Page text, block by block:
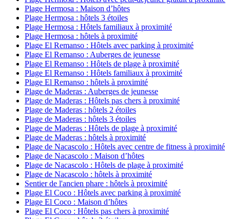
Plage Hermosa : Maison d’hôtes
Plage Hermosa : hôtels 3 étoiles
Plage Hermosa : Hôtels familiaux à proximité
Plage Hermosa : hôtels à proximité
Plage El Remanso : Hôtels avec parking à proximité
Plage El Remanso : Auberges de jeunesse
Plage El Remanso : Hôtels de plage à proximité
Plage El Remanso : Hôtels familiaux à proximité
Plage El Remanso : hôtels à proximité
Plage de Maderas : Auberges de jeunesse
Plage de Maderas : Hôtels pas chers à proximité
Plage de Maderas : hôtels 2 étoiles
Plage de Maderas : hôtels 3 étoiles
Plage de Maderas : Hôtels de plage à proximité
Plage de Maderas : hôtels à proximité
Plage de Nacascolo : Hôtels avec centre de fitness à proximité
Plage de Nacascolo : Maison d’hôtes
Plage de Nacascolo : Hôtels de plage à proximité
Plage de Nacascolo : hôtels à proximité
Sentier de l'ancien phare : hôtels à proximité
Plage El Coco : Hôtels avec parking à proximité
Plage El Coco : Maison d’hôtes
Plage El Coco : Hôtels pas chers à proximité